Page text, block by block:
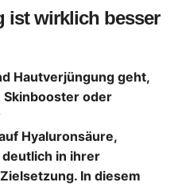
ist wirklich besser
Hautverjüngung geht,
Skinbooster oder
Hyaluronsäure,
in ihrer
In diesem